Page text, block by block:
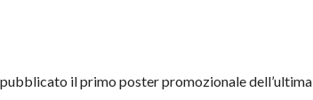
il primo poster promozionale dell’ultima